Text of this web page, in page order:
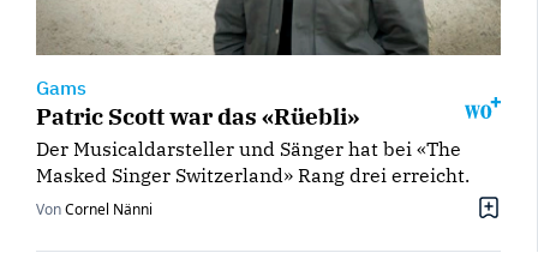
Gams
Patric Scott war das «Rüebli»
Der Musicaldarsteller und Sänger hat bei «The
Masked Singer Switzerland» Rang drei erreicht.
VonCornel Nänni